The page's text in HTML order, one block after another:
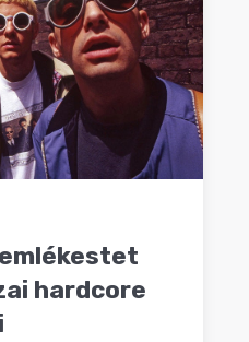
hardcore